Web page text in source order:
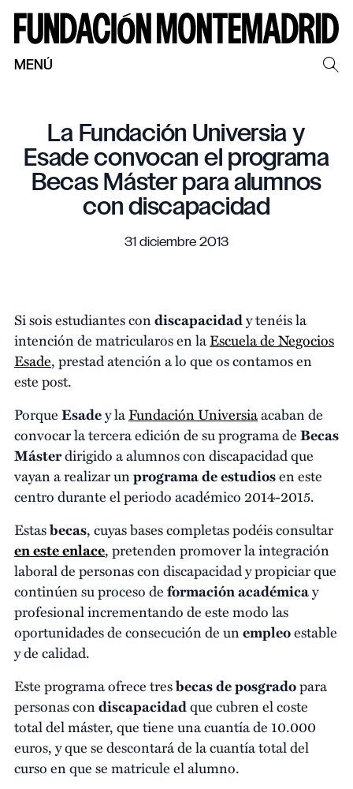
MENÚ
La Fundación Universia y
Esade convocan el programa
Becas Máster para alumnos
con discapacidad
31 diciembre 2013
Si sois estudiantes condiscapacidady tenéis la
intención de matricularos en laEscuela de Negocios
Esade, prestad atención a lo que os contamos en
este post.
PorqueEsadey laFundación Universiaacaban de
convocar la tercera edición de su programa deBecas
Másterdirigido a alumnos con discapacidad que
vayan a realizar unprograma de estudiosen este
centro durante el periodo académico 2014-2015.
Estasbecas, cuyas bases completas podéis consultar
en este enlace, pretenden promover la integración
laboral de personas con discapacidad y propiciar que
continúen su proceso deformación académicay
profesional incrementando de este modo las
oportunidades de consecución de unempleoestable
y de calidad.
Este programa ofrece tresbecas de posgradopara
personas condiscapacidadque cubren el coste
total del máster, que tiene una cuantía de 10.000
euros, y que se descontará de la cuantía total del
curso en que se matricule el alumno.